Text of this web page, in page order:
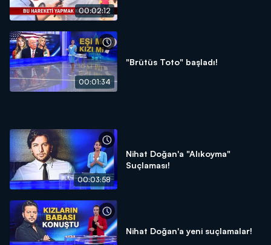
00:02:12
00:01:34
"Brütüs Toto" başladı!
00:03:58
Nihat Doğan'a "Alıkoyma"
Suçlaması!
Nihat Doğan'a yeni suçlamalar!